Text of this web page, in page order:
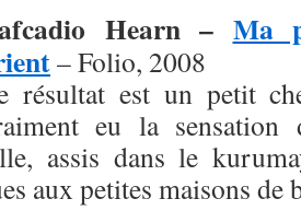
Hearn – Ma
– Folio, 2008
résultat est un petit
eu la sensation
assis dans le
aux petites maisons de